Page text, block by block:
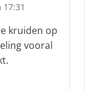
kruiden op
vooral